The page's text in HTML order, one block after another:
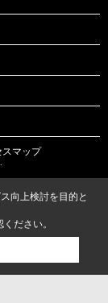
スマップ
向上検討を目的と
ださい。